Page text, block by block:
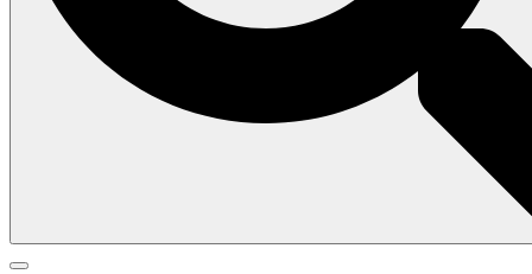
Search
Search